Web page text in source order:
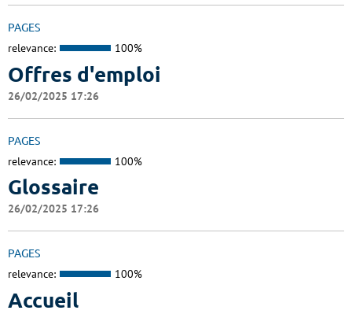
PAGES
relevance: 100%
Offres d'emploi
26/02/2025 17:26
PAGES
relevance: 100%
Glossaire
26/02/2025 17:26
PAGES
relevance: 100%
Accueil